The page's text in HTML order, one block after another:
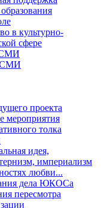
в культурно-
сфере
СМИ
СМИ
проекта
мероприятия
толка
идея,
империализм
любви...
дела ЮКОСа
пересмотра